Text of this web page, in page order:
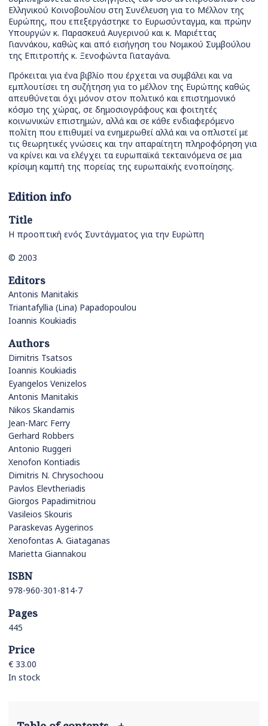
Ελληνικού Κοινοβουλίου στη Συνέλευση για το Μέλλον της
Ευρώπης, που επεξεργάστηκε το Ευρωσύνταγμα, και πρώην
Υπουργών κ. Παρασκευά Αυγερινού και κ. Μαριέττας
Γιαννάκου, καθώς και από εισήγηση του Νομικού Συμβούλου
της Επιτροπής κ. Ξενοφώντα Γιαταγάνα.
Πρόκειται για ένα βιβλίο που έρχεται να συμβάλει και να
εμπλουτίσει τη συζήτηση για το μέλλον της Ευρώπης καθώς
απευθύνεται όχι μόνον στον πολιτικό και επιστημονικό
κόσμο της χώρας, σε δημοσιογράφους και φοιτητές
κοινωνικών επιστημών, αλλά και σε κάθε ενδιαφερόμενο
πολίτη που επιθυμεί να ενημερωθεί αλλά και να οπλιστεί με
τις θεωρητικές γνώσεις και την απαραίτητη πληροφόρηση για
να κρίνει και να ελέγχει τα ευρωπαϊκά τεκταινόμενα σε μια
κρίσιμη καμπή της πορείας της ευρωπαϊκής ενοποίησης.
Edition info
Title
Η προοπτική ενός Συντάγματος για την Ευρώπη
© 2003
Editors
Antonis Manitakis
Triantafyllia (Lina) Papadopoulou
Ioannis Koukiadis
Authors
Dimitris Tsatsos
Ioannis Koukiadis
Eyangelos Venizelos
Antonis Manitakis
Nikos Skandamis
Jean-Marc Ferry
Gerhard Robbers
Antonio Ruggeri
Xenofon Kontiadis
Dimitris N. Chrysochoou
Pavlos Elevtheriadis
Giorgos Papadimitriou
Vasileios Skouris
Paraskevas Aygerinos
Xenofontas A. Giataganas
Marietta Giannakou
ISBN
978-960-301-814-7
Pages
445
Price
€ 33.00
In stock